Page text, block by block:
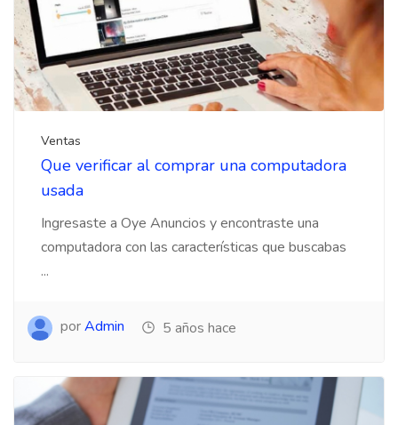
Ventas
Que verificar al comprar una computadora
usada
Ingresaste a Oye Anuncios y encontraste una
computadora con las características que buscabas
...
porAdmin 5 años hace